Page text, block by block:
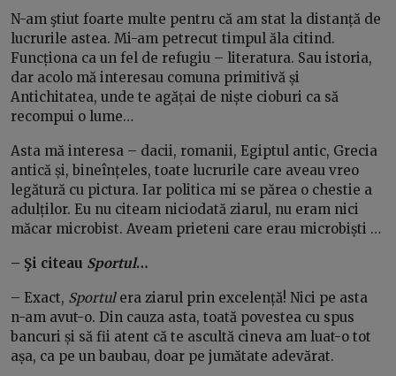
N-am ştiut foarte multe pentru că am stat la distanță de
lucrurile astea. Mi-am petrecut timpul ăla citind.
Funcționa ca un fel de refugiu – literatura. Sau istoria,
dar acolo mă interesau comuna primitivă și
Antichitatea, unde te agățai de niște cioburi ca să
recompui o lume…
Asta mă interesa – dacii, romanii, Egiptul antic, Grecia
antică și, bineînțeles, toate lucrurile care aveau vreo
legătură cu pictura. Iar politica mi se părea o chestie a
adulților. Eu nu citeam niciodată ziarul, nu eram nici
măcar microbist. Aveam prieteni care erau microbiști …
– Şi citeau Sportul…
– Exact, Sportulera ziarul prin excelență! Nici pe asta
n-am avut-o. Din cauza asta, toată povestea cu spus
bancuri și să fii atent că te ascultă cineva am luat-o tot
așa, ca pe un baubau, doar pe jumătate adevărat.